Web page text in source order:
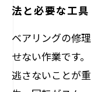
法と必要な工具
ベアリングの修
せない作業です
逃さないことが